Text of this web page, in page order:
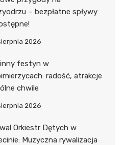
– bezpłatne spływy
2026
festyn w
radość, atrakcje
chwile
2026
Orkiestr Dętych w
Muzyczna rywalizacja